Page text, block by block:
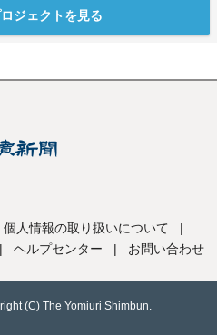
ジェクトを見る
個人情報の取り扱いについて
|
| ヘルプセンター | お問い合わせ
(C) The Yomiuri Shimbun.